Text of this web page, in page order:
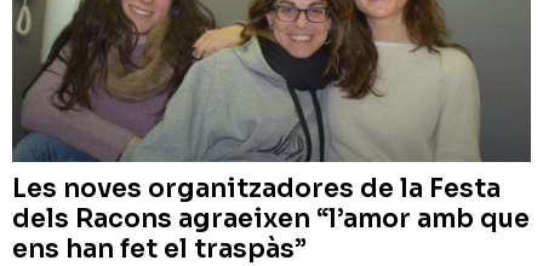
Les noves organitzadores de la Festa
dels Racons agraeixen “l’amor amb que
ens han fet el traspàs”